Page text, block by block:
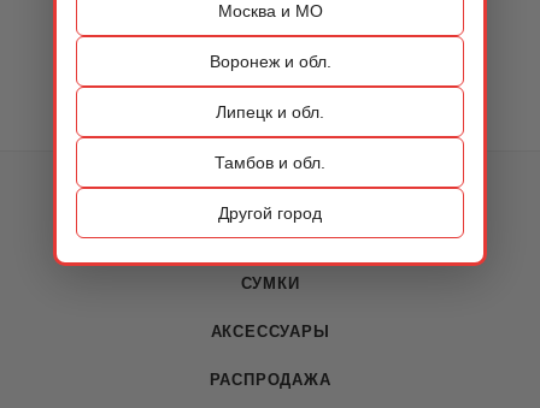
Москва и МО
Воронеж и обл.
Липецк и обл.
Тамбов и обл.
Другой город
КАТАЛОГ
ОБУВЬ
СУМКИ
АКСЕССУАРЫ
РАСПРОДАЖА